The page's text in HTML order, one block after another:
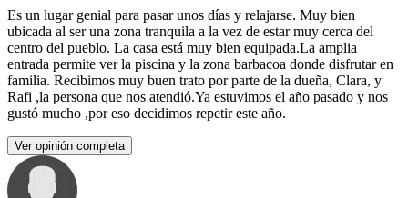
Es un lugar genial para pasar unos días y relajarse. Muy bien
ubicada al ser una zona tranquila a la vez de estar muy cerca del
centro del pueblo. La casa está muy bien equipada.La amplia
entrada permite ver la piscina y la zona barbacoa donde disfrutar en
familia. Recibimos muy buen trato por parte de la dueña, Clara, y
Rafi ,la persona que nos atendió.Ya estuvimos el año pasado y nos
gustó mucho ,por eso decidimos repetir este año.
Ver opinión completa